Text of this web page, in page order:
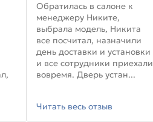
Обратилась в салоне к
менеджеру Никите,
выбрала модель, Никита
все посчитал, назначили
день доставки и установки
и все сотрудники приехали
вовремя. Дверь устан...
Читать весь отзыв